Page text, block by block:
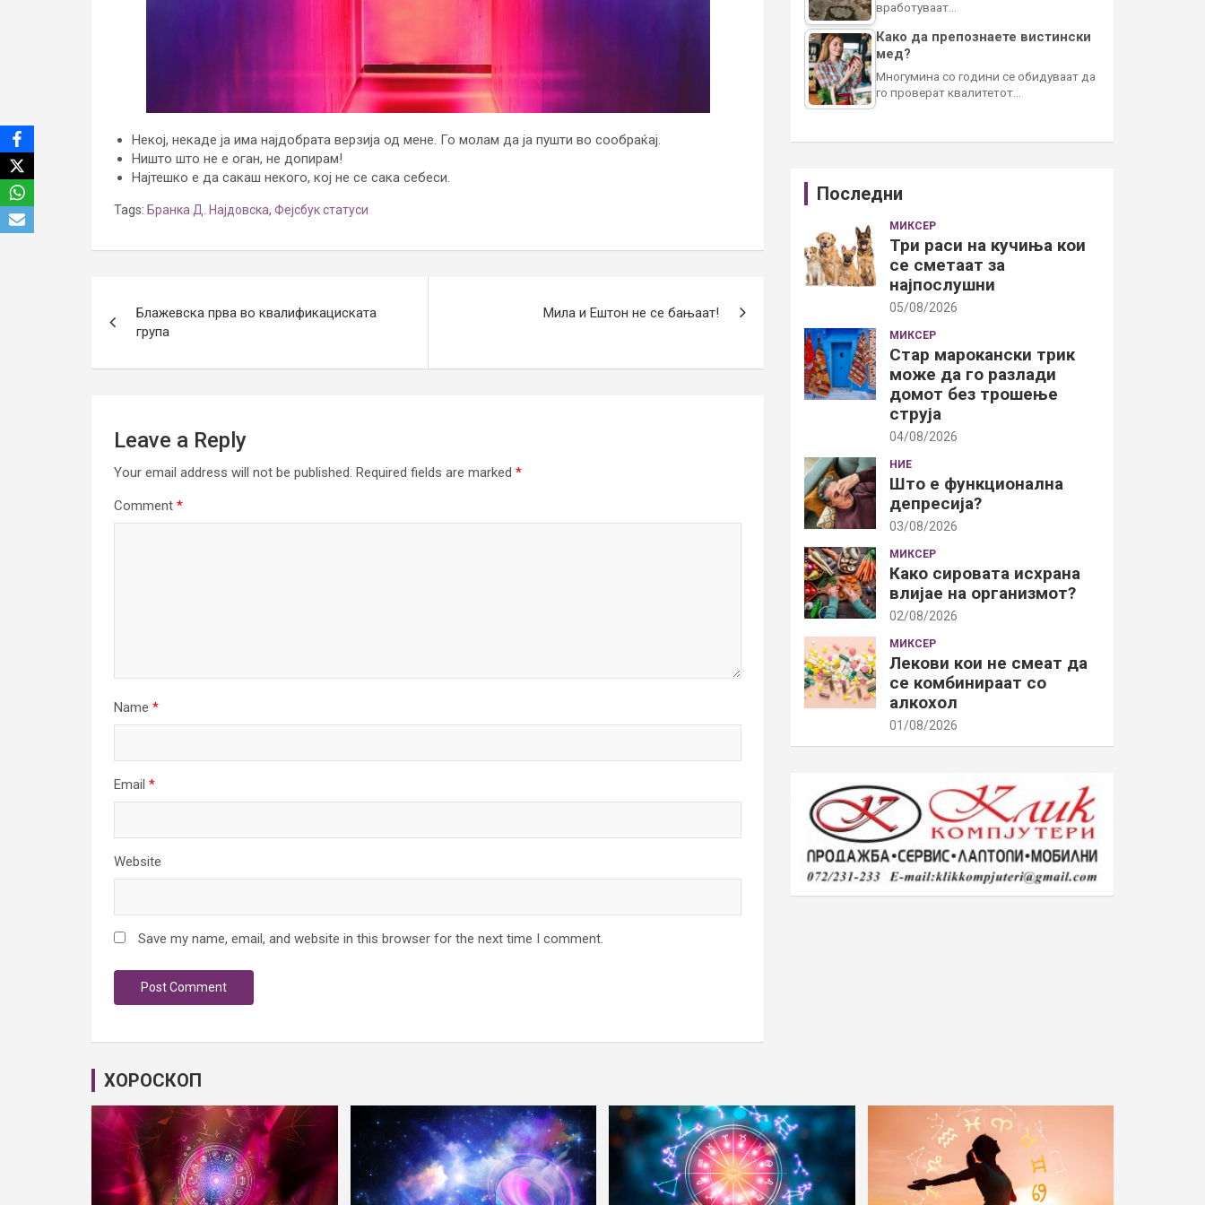
Некој, некаде ја има најдобрата верзија од мене. Го молам да ја пушти во сообраќај.
Ништо што не е оган, не допирам!
Најтешко е да сакаш некого, кој не се сака себеси.
Tags: Бранка Д. Најдовска, Фејсбук статуси
navigation
Блажевска прва во квалификациската
група
Мила и Ештон не се бањаат!
Leave a Reply
Your email address will not be published. Required fields are marked *
Comment *
Name *
Email *
Website
Save my name, email, and website in this browser for the next time I comment.
вработуваат…
Како да препознаете вистински
мед?
Многумина со години се обидуваат да
го проверат квалитетот…
Последни
МИКСЕР
Три раси на кучиња кои
се сметаат за
најпослушни
05/08/2026
МИКСЕР
Стар марокански трик
може да го разлади
домот без трошење
струја
04/08/2026
НИЕ
Што е функционална
депресија?
03/08/2026
МИКСЕР
Како сировата исхрана
влијае на организмот?
02/08/2026
МИКСЕР
Лекови кои не смеат да
се комбинираат со
алкохол
01/08/2026
ХОРОСКОП